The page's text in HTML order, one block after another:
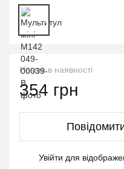
Немає в наявності
354 грн
Увійти для